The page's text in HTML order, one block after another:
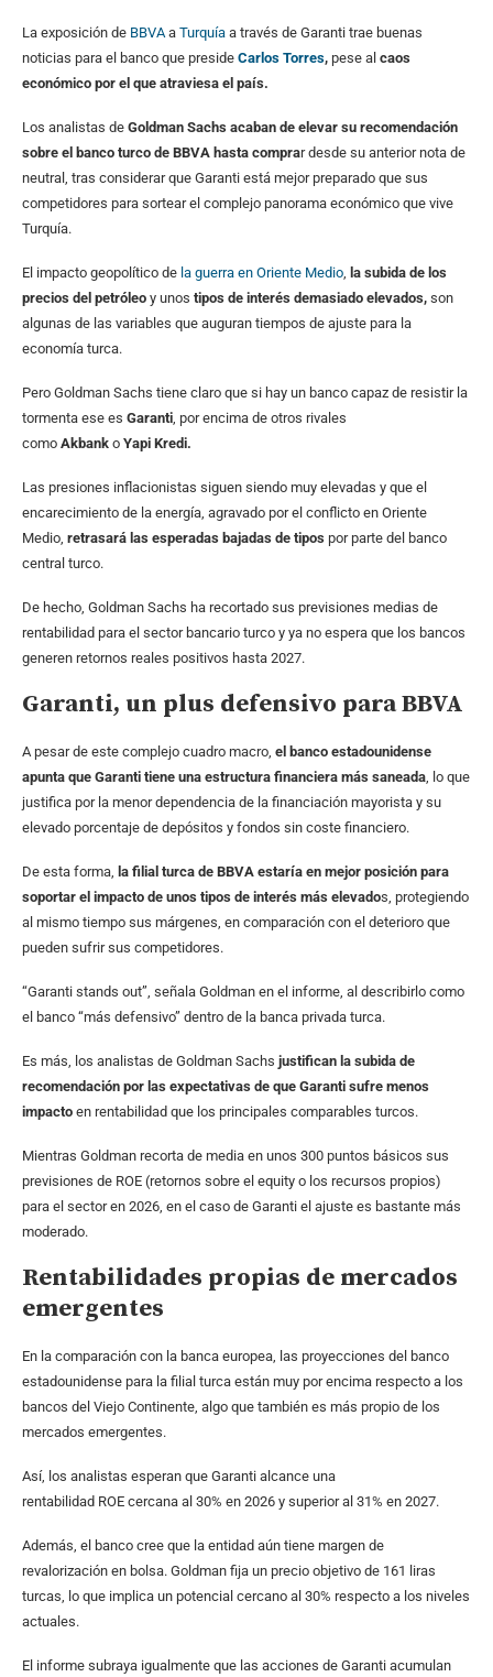
La exposición de BBVAa Turquía a través de Garanti trae buenas
noticias para el banco que preside Carlos Torres, pese al caos
económico por el que atraviesa el país.
Los analistas de Goldman Sachs acaban de elevar su recomendación
sobre el banco turco de BBVA hasta comprar desde su anterior nota de
neutral, tras considerar que Garanti está mejor preparado que sus
competidores para sortear el complejo panorama económico que vive
Turquía.
El impacto geopolítico de la guerra en Oriente Medio, la subida de los
precios del petróleo y unos tipos de interés demasiado elevados, son
algunas de las variables que auguran tiempos de ajuste para la
economía turca.
Pero Goldman Sachs tiene claro que si hay un banco capaz de resistir la
tormenta ese es Garanti, por encima de otros rivales
como Akbank o Yapi Kredi.
Las presiones inflacionistas siguen siendo muy elevadas y que el
encarecimiento de la energía, agravado por el conflicto en Oriente
Medio, retrasará las esperadas bajadas de tipos por parte del banco
central turco.
De hecho, Goldman Sachs ha recortado sus previsiones medias de
rentabilidad para el sector bancario turco y ya no espera que los bancos
generen retornos reales positivos hasta 2027.
Garanti, un plus defensivo para BBVA
A pesar de este complejo cuadro macro, el banco estadounidense
apunta que Garanti tiene una estructura financiera más saneada, lo que
justifica por la menor dependencia de la financiación mayorista y su
elevado porcentaje de depósitos y fondos sin coste financiero.
De esta forma, la filial turca de BBVA estaría en mejor posición para
soportar el impacto de unos tipos de interés más elevados, protegiendo
al mismo tiempo sus márgenes, en comparación con el deterioro que
pueden sufrir sus competidores.
“Garanti stands out”, señala Goldman en el informe, al describirlo como
el banco “más defensivo” dentro de la banca privada turca.
Es más, los analistas de Goldman Sachs justifican la subida de
recomendación por las expectativas de que Garanti sufre menos
impacto en rentabilidad que los principales comparables turcos.
Mientras Goldman recorta de media en unos 300 puntos básicos sus
previsiones de ROE (retornos sobre el equity o los recursos propios)
para el sector en 2026, en el caso de Garanti el ajuste es bastante más
moderado.
Rentabilidades propias de mercados
emergentes
En la comparación con la banca europea, las proyecciones del banco
estadounidense para la filial turca están muy por encima respecto a los
bancos del Viejo Continente, algo que también es más propio de los
mercados emergentes.
Así, los analistas esperan que Garanti alcance una
rentabilidad ROE cercana al 30% en 2026 y superior al 31% en 2027.
Además, el banco cree que la entidad aún tiene margen de
revalorización en bolsa. Goldman fija un precio objetivo de 161 liras
turcas, lo que implica un potencial cercano al 30% respecto a los niveles
actuales.
El informe subraya igualmente que las acciones de Garanti acumulan